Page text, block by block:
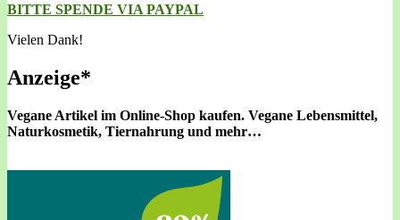
BITTE SPENDE VIA PAYPAL
Vielen Dank!
Anzeige*
Vegane Artikel im Online-Shop kaufen. Vegane Lebensmittel,
Naturkosmetik, Tiernahrung und mehr…